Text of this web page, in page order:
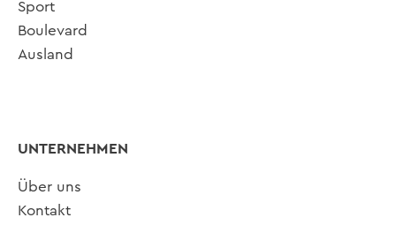
Sport
Boulevard
Ausland
UNTERNEHMEN
Über uns
Kontakt